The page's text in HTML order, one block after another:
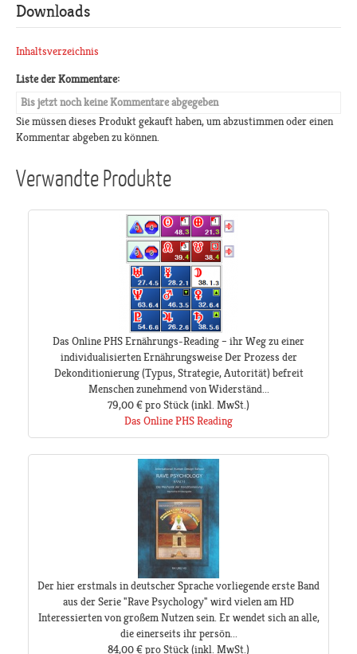
Downloads
Inhaltsverzeichnis
Liste der Kommentare:
Bis jetzt noch keine Kommentare abgegeben
Sie müssen dieses Produkt gekauft haben, um abzustimmen oder einen
Kommentar abgeben zu können.
Verwandte Produkte
Das Online PHS Ernährungs-Reading – ihr Weg zu einer
individualisierten Ernährungsweise Der Prozess der
Dekonditionierung (Typus, Strategie, Autorität) befreit
Menschen zunehmend von Widerständ...
79,00 €pro Stück(inkl. MwSt.)
Das Online PHS Reading
Der hier erstmals in deutscher Sprache vorliegende erste Band
aus der Serie "Rave Psychology" wird vielen am HD
Interessierten von großem Nutzen sein. Er wendet sich an alle,
die einerseits ihr persön...
84,00 €pro Stück(inkl. MwSt.)